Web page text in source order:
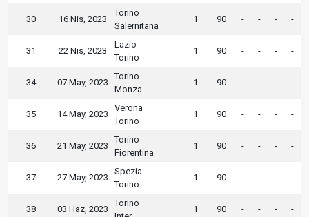
30 16 Nis, 2023
Torino
Salernitana
1 90 - - - -
31 22 Nis, 2023
Lazio
Torino
1 90 - - - -
34 07 May, 2023
Torino
Monza
1 90 - - - -
35 14 May, 2023
Verona
Torino
1 90 - - - -
36 21 May, 2023
Torino
Fiorentina
1 90 - - - -
37 27 May, 2023
Spezia
Torino
1 90 - - - -
38 03 Haz, 2023
Torino
1 90 - - - -